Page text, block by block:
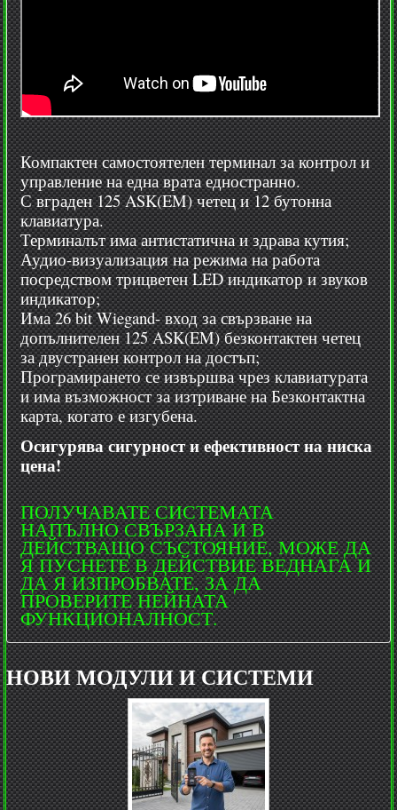
Компактен самостоятелен терминал за контрол и
управление на една врата едностранно.
С вграден 125 ASK(EM) четец и 12 бутонна
клавиатура.
Терминалът има антистатична и здрава кутия;
Аудио-визуализация на режима на работа
посредством трицветен LED индикатор и звуков
индикатор;
Има 26 bit Wiegand- вход за свързване на
допълнителен 125 ASK(EM) безконтактен четец
за двустранен контрол на достъп;
Програмирането се извършва чрез клавиатурата
и има възможност за изтриване на Безконтактна
карта, когато е изгубена.
Осигурява сигурност и ефективност на ниска
цена!
ПОЛУЧАВАТЕ СИСТЕМАТА
НАПЪЛНО СВЪРЗАНА И В
ДЕЙСТВАЩО СЪСТОЯНИЕ, МОЖЕ ДА
Я ПУСНЕТЕ В ДЕЙСТВИЕ ВЕДНАГА И
ДА Я ИЗПРОБВАТЕ, ЗА ДА
ПРОВЕРИТЕ НЕЙНАТА
ФУНКЦИОНАЛНОСТ.
НОВИ МОДУЛИ И СИСТЕМИ